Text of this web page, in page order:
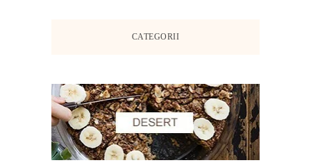
CATEGORII